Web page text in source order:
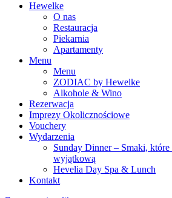
Hewelke
O nas
Restauracja
Piekarnia
Apartamenty
Menu
Menu
ZODIAC by Hewelke
Alkohole & Wino
Rezerwacja
Imprezy Okolicznościowe
Vouchery
Wydarzenia
Sunday Dinner – Smaki,
wyjątkową
Hevelia Day Spa & Lunch
Kontakt